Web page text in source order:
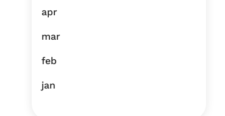
apr
mar
feb
jan